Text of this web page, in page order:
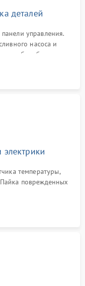
деталей
управления.
насоса и
барабана и
на разрывы.
электрики
температуры,
Пайка поврежденных
и контактов.